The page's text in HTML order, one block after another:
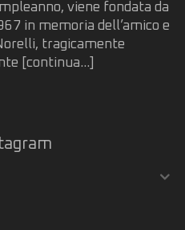
viene fondata da
in memoria dell’amico e
tragicamente
[continua...]